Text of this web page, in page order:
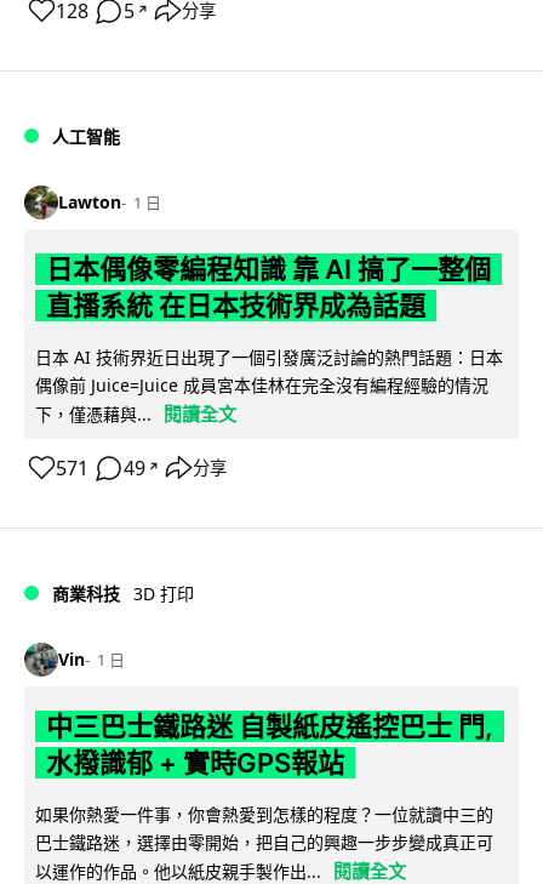
128 5 ↗ 分享
人工智能
Lawton 1 日
日本偶像零編程知識 靠 AI 搞了一整個
直播系統 在日本技術界成為話題
日本 AI 技術界近日出現了一個引發廣泛討論的熱門話題：日本
偶像前 Juice=Juice 成員宮本佳林在完全沒有編程經驗的情況
下，僅憑藉與...
閱讀全文
571 49 ↗ 分享
商業科技 3D 打印
Vin 1 日
中三巴士鐵路迷 自製紙皮遙控巴士 門,
水撥識郁 + 實時GPS報站
如果你熱愛一件事，你會熱愛到怎樣的程度？一位就讀中三的
巴士鐵路迷，選擇由零開始，把自己的興趣一步步變成真正可
以運作的作品。他以紙皮親手製作出...
閱讀全文